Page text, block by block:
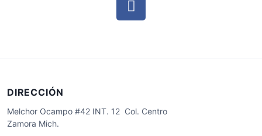
DIRECCIÓN
Melchor Ocampo #42 INT. 12 Col. Centro
Zamora Mich.